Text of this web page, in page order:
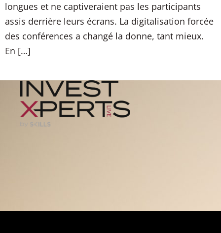
longues et ne captiveraient pas les participants
assis derrière leurs écrans. La digitalisation forcée
des conférences a changé la donne, tant mieux.
En […]